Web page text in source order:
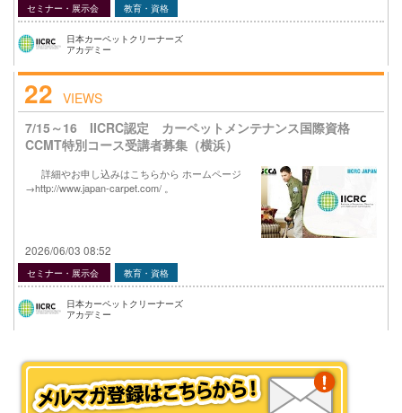
セミナー・展示会 教育・資格
日本カーペットクリーナーズ
アカデミー
22 VIEWS
7/15～16 IICRC認定 カーペットメンテナンス国際資格
CCMT特別コース受講者募集（横浜）
詳細やお申し込みはこちらから ホームページ
→http://www.japan-carpet.com/ 。
2026/06/03 08:52
セミナー・展示会 教育・資格
日本カーペットクリーナーズ
アカデミー